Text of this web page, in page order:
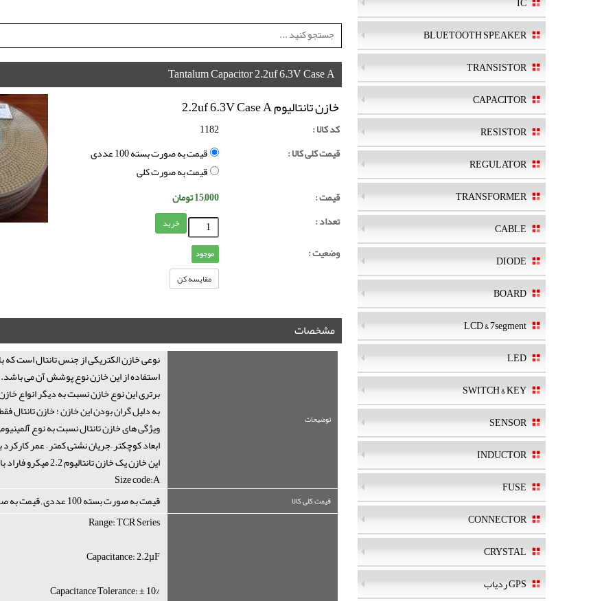
BLUETOOTH SPEAKER
TRANSISTOR
CAPACITOR
RESISTOR
REGULATOR
TRANSFORMER
CABLE
DIODE
BOARD
LCD & 7segment
LED
SWITCH & KEY
SENSOR
INDUCTOR
FUSE
CONNECTOR
CRYSTAL
GPS ردیاب
Tantalum Capacitor 2.2uf 6.3V Case A
خازن تانتالیوم 2.2uf 6.3V Case A
کد کالا :
1182
قیمت کلی کالا :
قیمت به صورت بسته 100 عددی
قیمت به صورت کلی
قیمت :
15,000تومان
تعداد :
خرید
وضعیت : موجود
مقایسه کن
مشخصات
نوعی خازن الکتریکی از جنس تانتال است
استفاده از این خازن نوع پوشش آن می باشد.
برتری این نوع خازن نسبت به دیگر انواع
به دلیل گران بودن این خازن ؛ خازن
ویژگی های خازن تانتال نسبت به نوع
ابعاد کوچکتر –جریان نشتی کمتر – عمر
این خازن یک خازن تانتالیوم 2.2 میکرو فاراد با ولتاژ 6.3 ولت و تلورانس 10 % می باشد.
Size code:A
توضیحات
قیمت به صورت بسته 100 عددی , قیمت به صورت کلی قیمت کلی کالا
Range: TCR Series
Capacitance: 2.2µF
Capacitance Tolerance: ± 10%